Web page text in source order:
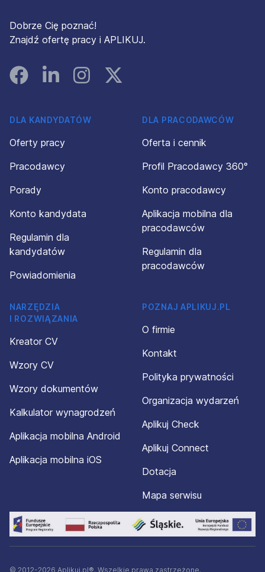
Dobrze Cię poznać!
Znajdź ofertę pracy i APLIKUJ.
FacebookLinked InInstagramInstagram
DLA KANDYDATÓW
Oferty pracy
Pracodawcy
Porady
Konto kandydata
Regulamin dla
kandydatów
Powiadomienia
DLA PRACODAWCÓW
Oferta i cennik
Profil Pracodawcy 360°
Konto pracodawcy
Aplikacja mobilna dla
pracodawców
Regulamin dla
pracodawców
NARZĘDZIA
I ROZWIĄZANIA
Kreator CV
Wzory CV
Wzory dokumentów
Kalkulator wynagrodzeń
Aplikacja mobilna Android
Aplikacja mobilna iOS
POZNAJ APLIKUJ.PL
O firmie
Kontakt
Polityka prywatności
Organizacja wydarzeń
Aplikuj Check
Aplikuj Connect
Dotacja
Mapa serwisu
© 2012-2026 Aplikuj.pl®. Wszelkie prawa zastrzeżone.